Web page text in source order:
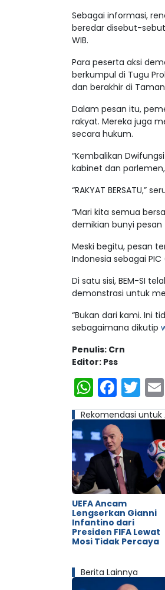
Sebagai informasi,
beredar disebut-
WIB.
Para peserta aksi
berkumpul di Tugu
dan berakhir di
Dalam pesan itu,
rakyat. Mereka juga
secara hukum.
“Kembalikan
kabinet dan parlemen,
“RAKYAT BERSATU,”
“Mari kita semua
demikian bunyi
Meski begitu, pesan
Indonesia sebagai
Di satu sisi, BEM-SI
demonstrasi untuk
“Bukan dari kami. Ini
sebagaimana dikutip
Penulis: Crn
Editor: Pss
Rekomendasi untuk
UEFA Ancam
Lengserkan Gianni
Infantino dari
Presiden FIFA Lewat
Mosi Tidak Percaya
Berita Lainnya